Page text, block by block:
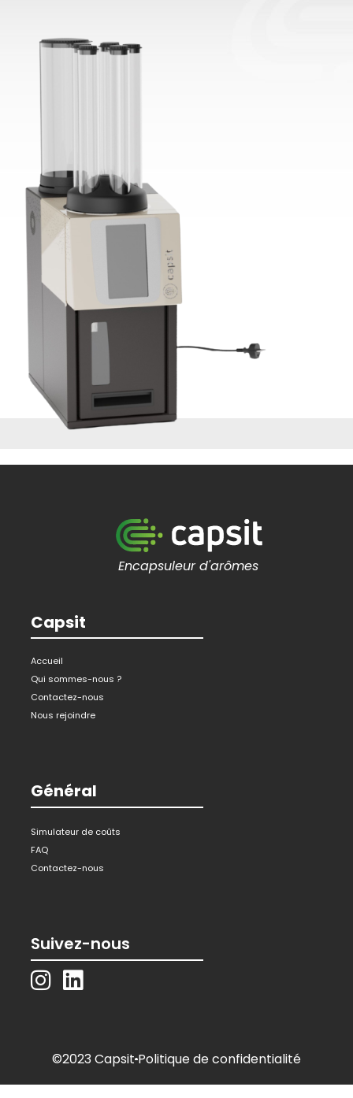
Encapsuleur d'arômes
Capsit
Accueil
Qui sommes-nous ?
Contactez-nous
Nous rejoindre
Général
Simulateur de coûts
FAQ
Contactez-nous
Suivez-nous
©2023 Capsit Politique de confidentialité